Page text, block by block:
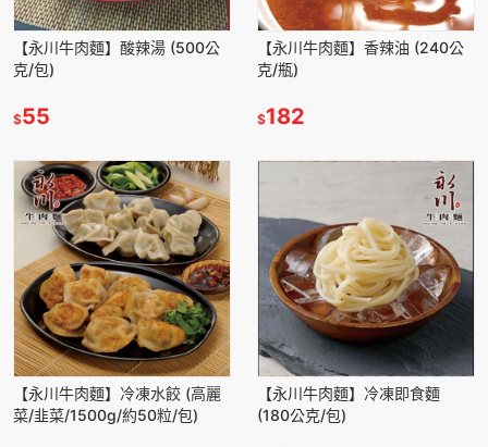
【永川牛肉麵】酸辣湯 (500公
克/包)
$55
【永川牛肉麵】香辣油 (240公
克/瓶)
$182
【永川牛肉麵】冷凍水餃 (高麗
菜/韭菜/1500g/約50粒/包)
【永川牛肉麵】冷凍即食麵
(180公克/包)